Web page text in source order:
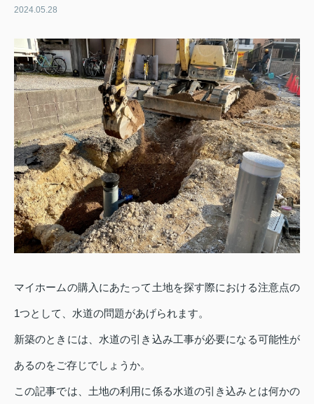
2024.05.28
マイホームの購入にあたって土地を探す際における注意点の
1つとして、水道の問題があげられます。
新築のときには、水道の引き込み工事が必要になる可能性が
あるのをご存じでしょうか。
この記事では、土地の利用に係る水道の引き込みとは何かの